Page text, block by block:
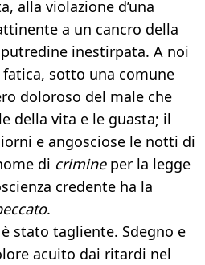
alla violazione d’una
a un cancro della
inestirpata. A noi
sotto una comune
doloroso del male che
della vita e le guasta; il
e angosciose le notti di
di crimineper la legge
credente ha la
.
stato tagliente. Sdegno e
acuito dai ritardi nel